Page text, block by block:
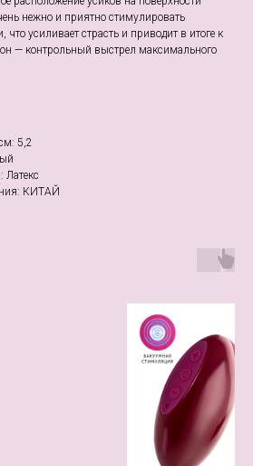
нежно и приятно стимулировать
усиливает страсть и приводит в итоге к
— контрольный выстрел максимального
5,2
Латекс
КИТАЙ